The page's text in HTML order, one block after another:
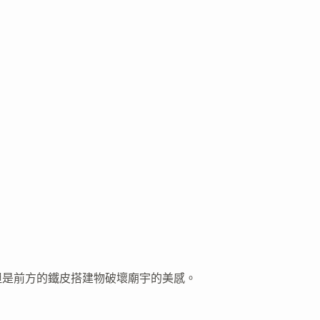
前方的鐵皮搭建物破壞廟宇的美感。